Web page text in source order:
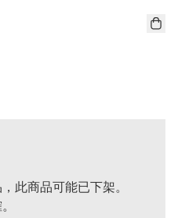
此商品可能已下架。